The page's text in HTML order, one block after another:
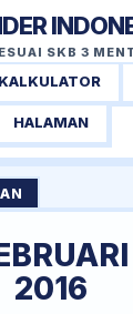
SKB 3
KALKULATOR
HALAMAN
2016